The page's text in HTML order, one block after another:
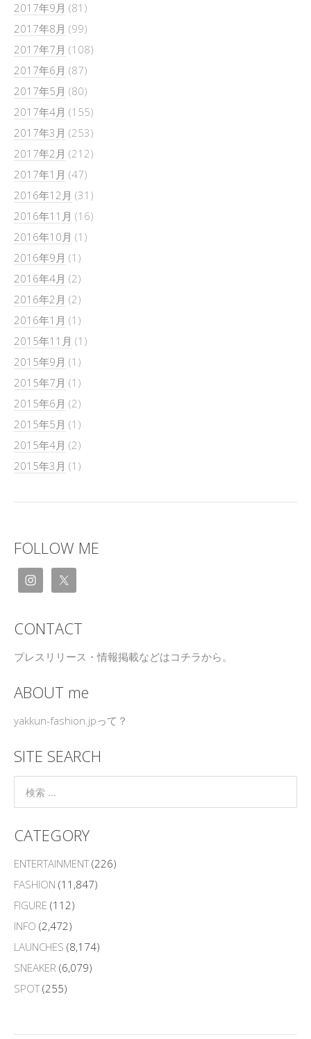
2017年9月 (81)
2017年8月 (99)
2017年7月 (108)
2017年6月 (87)
2017年5月 (80)
2017年4月 (155)
2017年3月 (253)
2017年2月 (212)
2017年1月 (47)
2016年12月 (31)
2016年11月 (16)
2016年10月 (1)
2016年9月 (1)
2016年4月 (2)
2016年2月 (2)
2016年1月 (1)
2015年11月 (1)
2015年9月 (1)
2015年7月 (1)
2015年6月 (2)
2015年5月 (1)
2015年4月 (2)
2015年3月 (1)
FOLLOW ME
CONTACT
プレスリリース・情報掲載などはコチラから。
ABOUT me
yakkun-fashion.jpって？
SITE SEARCH
CATEGORY
ENTERTAINMENT(226)
FASHION (11,847)
FIGURE (112)
INFO (2,472)
LAUNCHES (8,174)
SNEAKER (6,079)
SPOT(255)